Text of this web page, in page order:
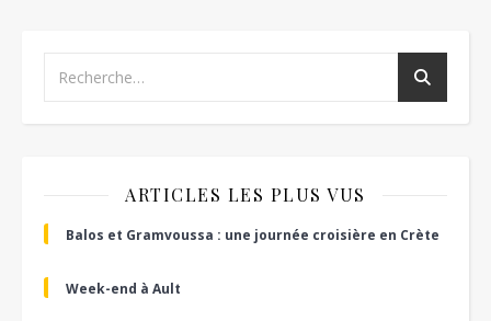
ARTICLES LES PLUS VUS
Balos et Gramvoussa : une journée croisière en Crète
Week-end à Ault